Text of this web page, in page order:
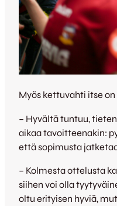
Myös kettuvahti itse
– Hyvältä tuntuu,
aikaa tavoitteenakin:
että sopimusta
– Kolmesta ottelusta
siihen voi olla
oltu erityisen hyviä,